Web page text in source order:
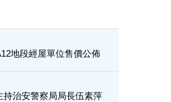
地段經屋單位售價公佈
持治安警察局局長伍素萍